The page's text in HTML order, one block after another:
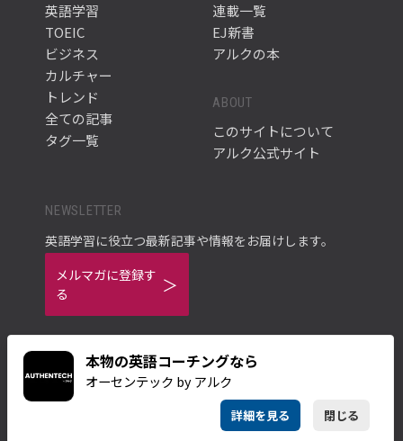
本物の英語コーチングなら
オーセンテック by アルク
詳細を見る 閉じる
英語学習
TOEIC
ビジネス
カルチャー
トレンド
全ての記事
タグ一覧
連載一覧
EJ新書
アルクの本
ABOUT
このサイトについて
アルク公式サイト
NEWSLETTER
英語学習に役立つ最新記事や情報をお届けします。
メルマガに登録す
る
ご利用規約
プライバシーポリシー